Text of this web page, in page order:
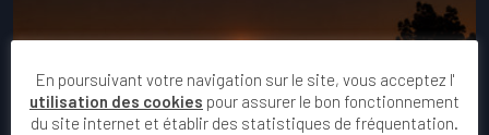
En poursuivant votre navigation sur le site, vous acceptez l'
utilisation des cookies pour assurer le bon fonctionnement
du site internet et établir des statistiques de fréquentation.